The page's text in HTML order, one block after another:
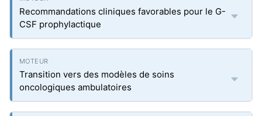
Recommandations cliniques favorables pour le G-
CSF prophylactique
Transition vers des modèles de soins
oncologiques ambulatoires